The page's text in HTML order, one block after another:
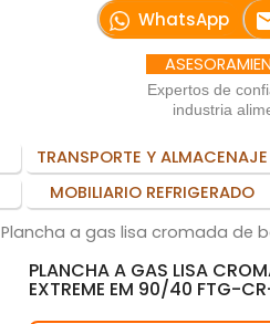
WhatsApp
Expertos de
industria
TRANSPORTE Y ALMACENAJE
MOBILIARIO REFRIGERADO
Plancha a gas lisa cromada de
PLANCHA A GAS LISA
EXTREME EM 90/40 FTG-